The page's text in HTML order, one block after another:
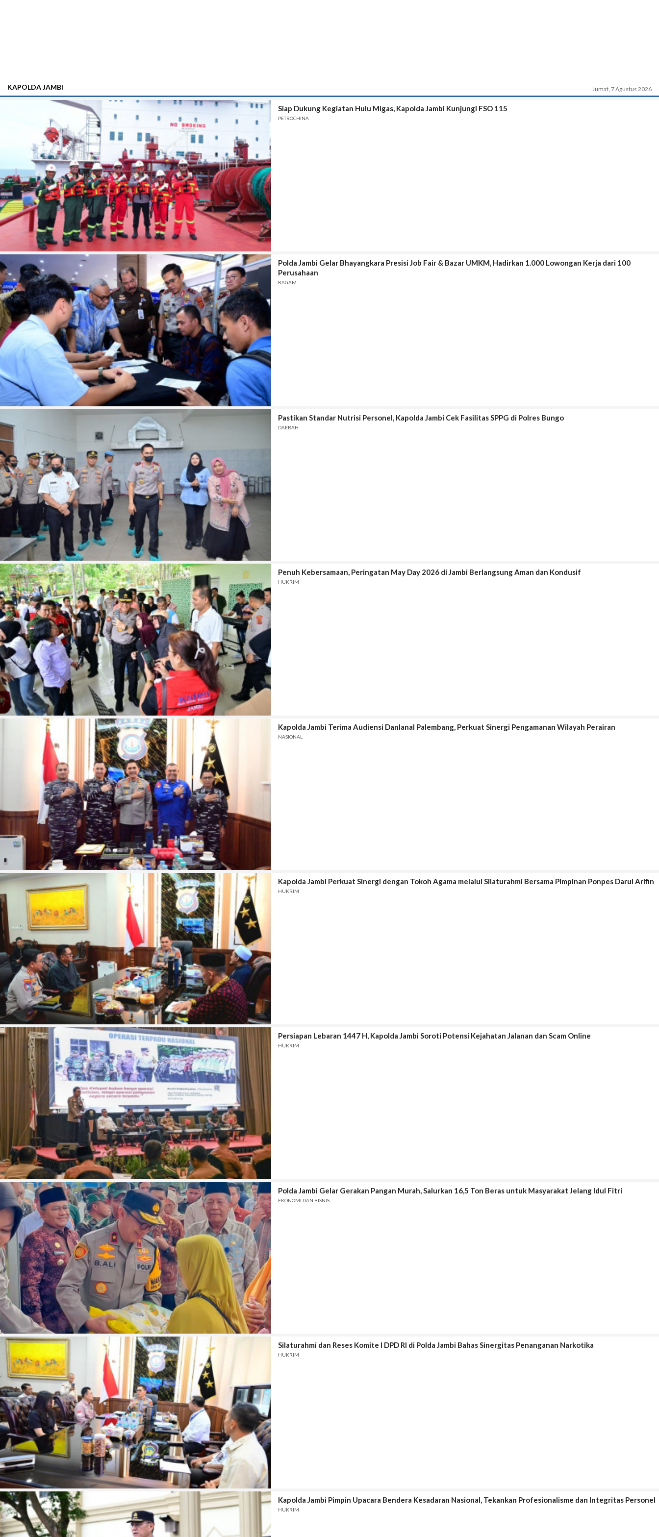
KAPOLDA JAMBI Jumat, 7 Agustus 2026
Siap Dukung Kegiatan Hulu Migas, Kapolda Jambi Kunjungi FSO 115
PETROCHINA
Polda Jambi Gelar Bhayangkara Presisi Job Fair & Bazar UMKM, Hadirkan 1.000 Lowongan Kerja dari 100
Perusahaan
RAGAM
Pastikan Standar Nutrisi Personel, Kapolda Jambi Cek Fasilitas SPPG di Polres Bungo
DAERAH
Penuh Kebersamaan, Peringatan May Day 2026 di Jambi Berlangsung Aman dan Kondusif
HUKRIM
Kapolda Jambi Terima Audiensi Danlanal Palembang, Perkuat Sinergi Pengamanan Wilayah Perairan
NASIONAL
Kapolda Jambi Perkuat Sinergi dengan Tokoh Agama melalui Silaturahmi Bersama Pimpinan Ponpes Darul Arifin
HUKRIM
Persiapan Lebaran 1447 H, Kapolda Jambi Soroti Potensi Kejahatan Jalanan dan Scam Online
HUKRIM
Polda Jambi Gelar Gerakan Pangan Murah, Salurkan 16,5 Ton Beras untuk Masyarakat Jelang Idul Fitri
EKONOMI DAN BISNIS
Silaturahmi dan Reses Komite I DPD RI di Polda Jambi Bahas Sinergitas Penanganan Narkotika
HUKRIM
Kapolda Jambi Pimpin Upacara Bendera Kesadaran Nasional, Tekankan Profesionalisme dan Integritas Personel
HUKRIM